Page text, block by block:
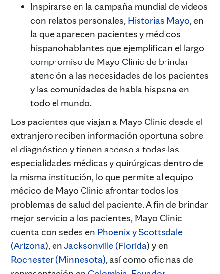
Inspirarse en la campaña mundial de videos
con relatos personales, Historias Mayo, en
la que aparecen pacientes y médicos
hispanohablantes que ejemplifican el largo
compromiso de Mayo Clinic de brindar
atención a las necesidades de los pacientes
y las comunidades de habla hispana en
todo el mundo.
Los pacientes que viajan a Mayo Clinic desde el
extranjero reciben información oportuna sobre
el diagnóstico y tienen acceso a todas las
especialidades médicas y quirúrgicas dentro de
la misma institución, lo que permite al equipo
médico de Mayo Clinic afrontar todos los
problemas de salud del paciente. A fin de brindar
mejor servicio a los pacientes, Mayo Clinic
cuenta con sedes en Phoenix y Scottsdale
(Arizona), enJacksonville (Florida) y en
Rochester (Minnesota), así como oficinas de